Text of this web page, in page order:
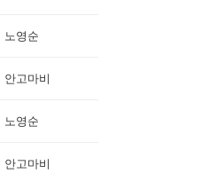
노영순
안고마비
노영순
안고마비